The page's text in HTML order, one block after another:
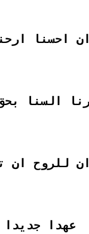
ان احسنا
السنا
للروح ان
عهدا جديدا